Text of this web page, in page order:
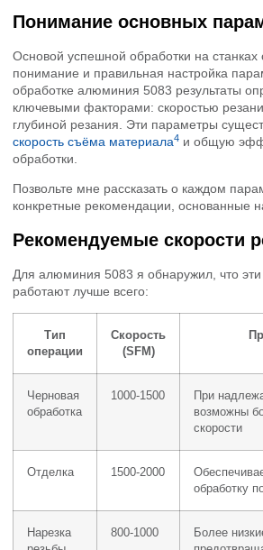
Понимание основных
Основой успешной обработки на станках
понимание и правильная настройка
обработке алюминия 5083 результаты
ключевыми факторами: скоростью
глубиной резания. Эти параметры
скорость съёма материала4 и общую
обработки.
Позвольте мне рассказать о каждом
конкретные рекомендации, основанные
Рекомендуемые скорости
Для алюминия 5083 я обнаружил, что эти
работают лучше всего:
Тип
операции
Скорость
(SFM)
Черновая
обработка
1000-1500
При
возможны
скорости
Отделка 1500-2000
обработку
Нарезка
800-1000
Более